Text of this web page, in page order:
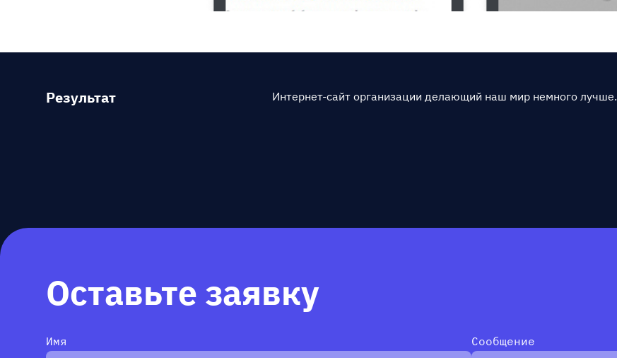
Результат Интернет-сайт организации делающий наш мир немного лучше.
Оставьте заявку
Имя Сообщение